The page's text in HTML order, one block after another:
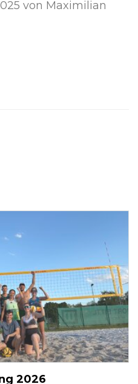
von Maximilian
2026